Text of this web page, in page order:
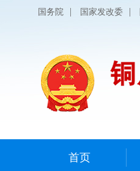
国务院 | 国家发改委 |
首页